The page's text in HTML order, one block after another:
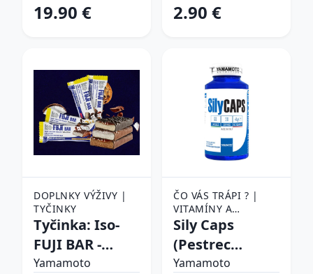
tbl.
19.90 €
Caramel + Milk
2.90 €
DOPLNKY VÝŽIVY |
TYČINKY
Tyčinka: Iso-
FUJI BAR -
Yamamoto 40
Yamamoto
ČO VÁS TRÁPI ? |
VITAMÍNY A
MINERÁLY
Sily Caps
(Pestrec
mariánsky) -
Yamamoto